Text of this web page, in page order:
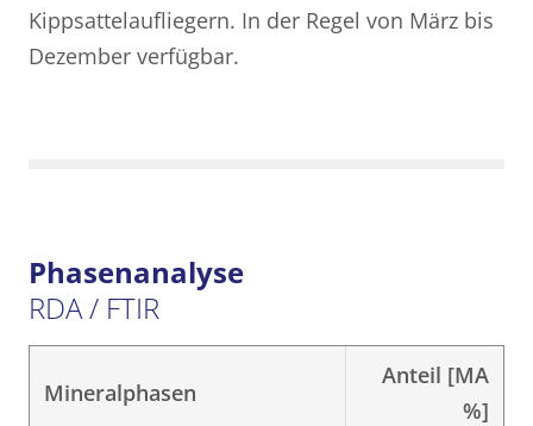
Kippsattelaufliegern. In der Regel von März bis
Dezember verfügbar.
Phasenanalyse
RDA / FTIR
Mineralphasen
Anteil [MA
%]